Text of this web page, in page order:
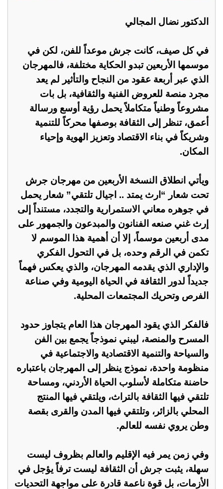
الدكتور نضال المجالي
في كل صيف، كانت جرش موعداً للفن، لكن في
موسمها الأربعين تبدو الحكاية مختلفة، فالمهرجان
الذي عبر أربعة عقود من النجاح والتأثير لم يعد
مجرد منصة للعروض الفنية والثقافية، بل بات
مشروعاً وطنياً متكاملاً يحمل رؤية أوسع ورسالة
أعمق، تنظر إلى الثقافة بوصفها محركاً للتنمية
وشريكاً في بناء الاقتصاد وتعزيز الهوية وإحياء
المكان.
ويأتي انطلاق النسخة الأربعين من مهرجان جرش
تحت شعار “ارث يمتد .. اجيال تلتقي” شعار يحمل
في جوهره معاني الاستمرارية والتجدد، مستنداً إلى
إرث غني صنعه الفنانون والمبدعون والجمهور على
مدى أربعين موسماً، إلا أن أهمية هذا الموسم لا
تكمن في الرقم وحده، بل في التحول الفكري
والإداري الذي يقدمه المهرجان، والذي يعكس فهماً
جديداً لدور الثقافة في الحياة اليومية وفي صناعة
الفرص وتحريك المجتمعات المحلية.
فالفكر الذي يقود المهرجان هذا العام يتجاوز حدود
المسرح والمنصة، ليبني نموذجاً يجمع بين الفن
والسياحة والتنمية الاقتصادية والاجتماعية في
منظومة واحدة، نموذج ينظر إلى المهرجان باعتباره
حاضنة متكاملة لأسلوب الحياة الأردني، ومساحة
تلتقي فيها الثقافة بالتراث، ويلتقي فيها المنتج
المحلي بالزائر، وتلتقي فيها المدن والقرى بقصة
وطن يروي نفسه للعالم.
وفي زمن يمر فيه الإقليم والعالم بظروف ليست
سهلة، يثبت جرش أن الثقافة ليست ترفاً يؤجل في
الأزمات، بل قوة ناعمة قادرة على مواجهة التحديات